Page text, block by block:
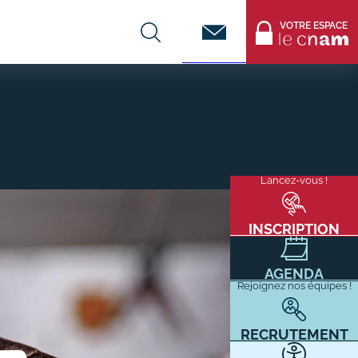
Menu
flottant
Lancez-vous !
INSCRIPTION
AGENDA
Rejoignez nos équipes !
RECRUTEMENT
VOTRE ESPACE
Taxe d'apprentissage
Infos enseignants
Être enseignant au Cnam
Infos partenaires
Liste des partenaires